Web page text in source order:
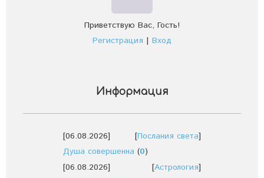
Приветствую Вас, Гость!
Регистрация | Вход
Информация
[06.08.2026] [Послания света]
Душа совершенна (0)
[06.08.2026]
[Астрология]